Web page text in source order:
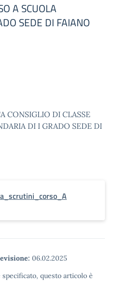
A SCUOLA
SEDE DI FAIANO
CONSIGLIO DI CLASSE
DI I GRADO SEDE DI
06.02.2025
questo articolo è